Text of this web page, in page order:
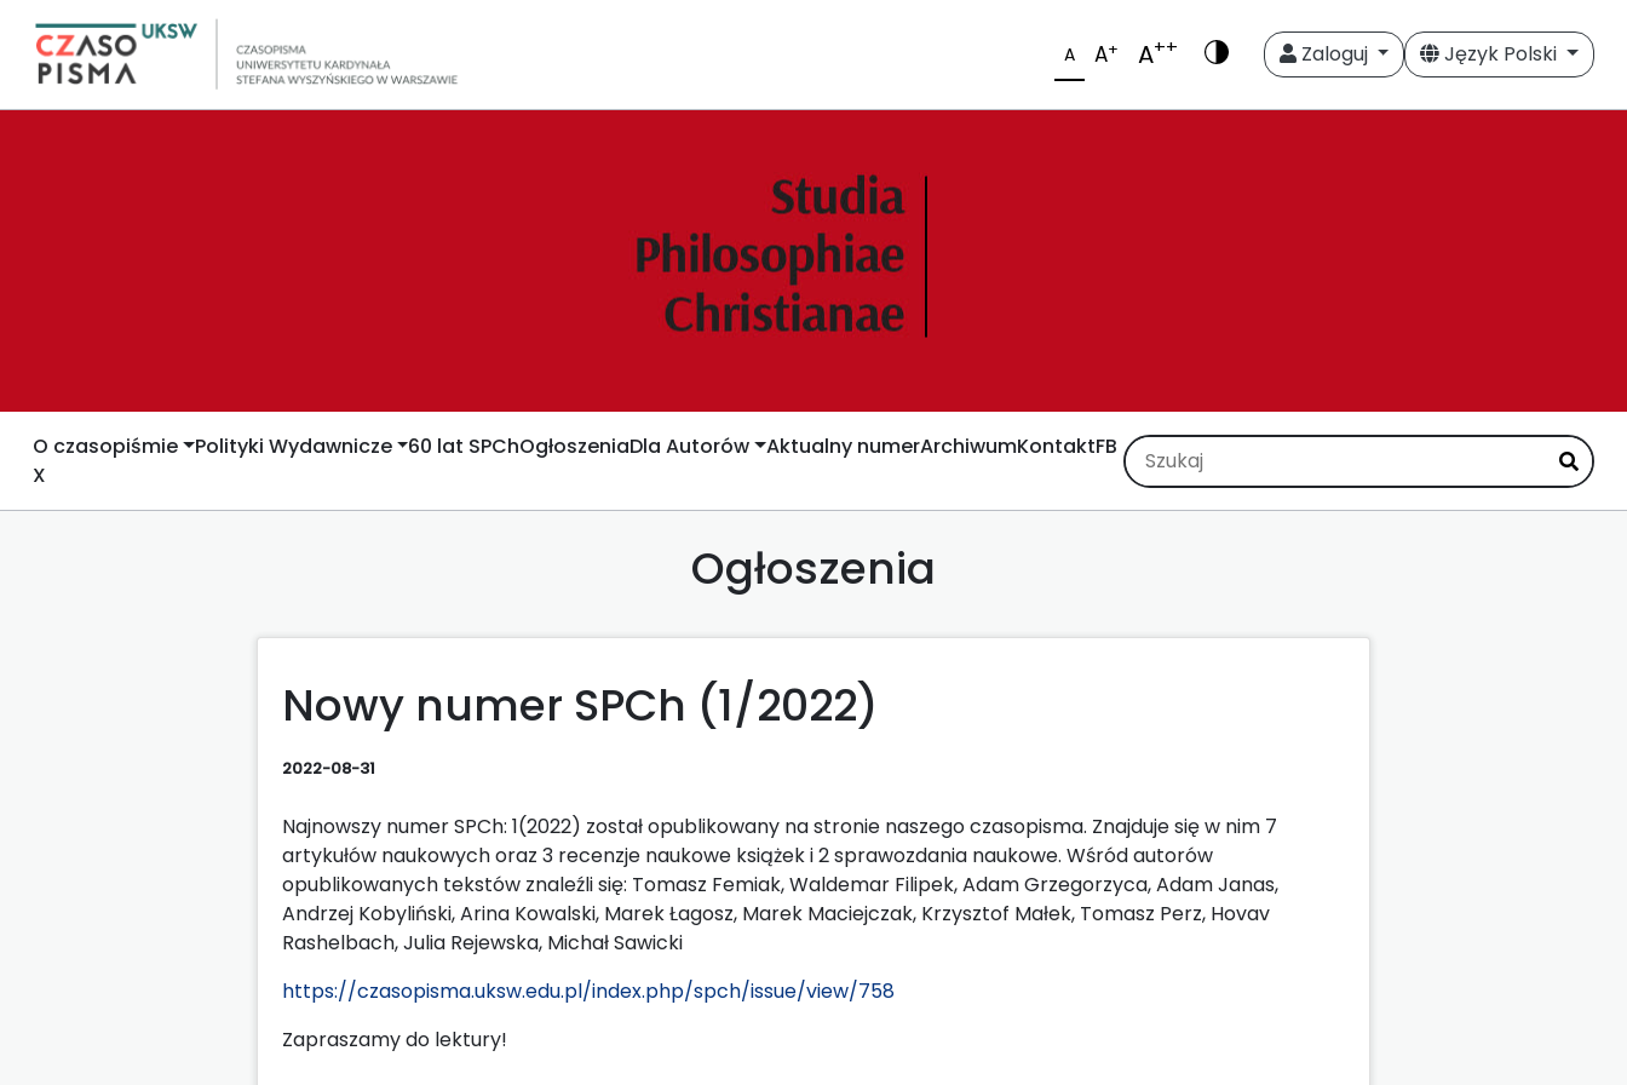
A A+ A++ Zaloguj Język Polski
O czasopiśmie Polityki Wydawnicze 60 lat SPChOgłoszeniaDla Autorów Aktualny numerArchiwumKontaktFB
X
Ogłoszenia
Nowy numer SPCh (1/2022)
2022-08-31
Najnowszy numer SPCh: 1(2022) został opublikowany na stronie naszego czasopisma. Znajduje się w nim 7
artykułów naukowych oraz 3 recenzje naukowe książek i 2 sprawozdania naukowe. Wśród autorów
opublikowanych tekstów znaleźli się: Tomasz Femiak, Waldemar Filipek, Adam Grzegorzyca, Adam Janas,
Andrzej Kobyliński, Arina Kowalski, Marek Łagosz, Marek Maciejczak, Krzysztof Małek, Tomasz Perz, Hovav
Rashelbach, Julia Rejewska, Michał Sawicki
https://czasopisma.uksw.edu.pl/index.php/spch/issue/view/758
Zapraszamy do lektury!